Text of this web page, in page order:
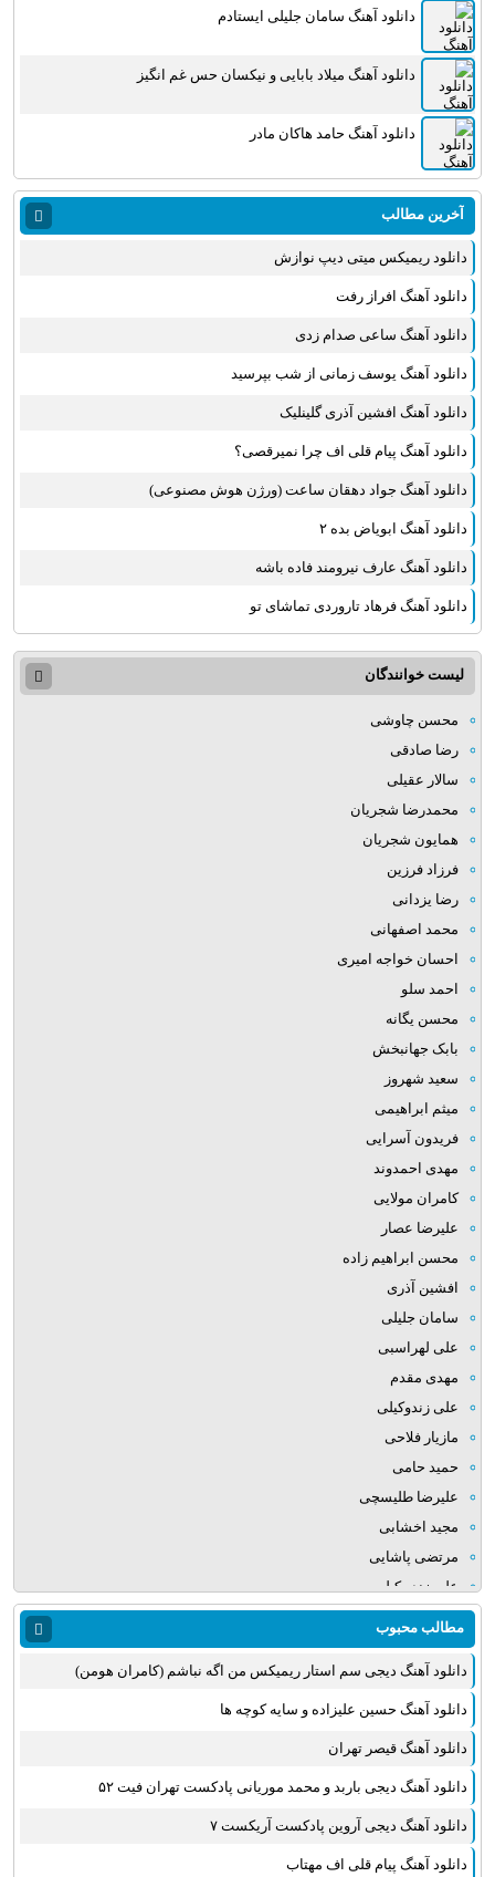
دانلود آهنگ سامان جلیلی ایستادم
دانلود آهنگ میلاد بابایی و نیکسان حس غم انگیز
دانلود آهنگ حامد هاکان مادر
آخرین مطالب
دانلود ریمیکس میتی دیپ نوازش
دانلود آهنگ افراز رفت
دانلود آهنگ ساعی صدام زدی
دانلود آهنگ یوسف زمانی از شب بپرسید
دانلود آهنگ افشین آذری گلینلیک
دانلود آهنگ پیام قلی اف چرا نمیرقصی؟
دانلود آهنگ جواد دهقان ساعت (ورژن هوش مصنوعی)
دانلود آهنگ ابویاض بده ۲
دانلود آهنگ عارف نیرومند فاده باشه
دانلود آهنگ فرهاد تاروردی تماشای تو
لیست خوانندگان
محسن چاوشی
رضا صادقی
سالار عقیلی
محمدرضا شجریان
همایون شجریان
فرزاد فرزین
رضا یزدانی
محمد اصفهانی
احسان خواجه امیری
احمد سلو
محسن یگانه
بابک جهانبخش
سعید شهروز
میثم ابراهیمی
فریدون آسرایی
مهدی احمدوند
کامران مولایی
علیرضا عصار
محسن ابراهیم زاده
افشین آذری
سامان جلیلی
علی لهراسبی
مهدی مقدم
علی زندوکیلی
مازیار فلاحی
حمید حامی
علیرضا طلیسچی
مجید اخشابی
مرتضی پاشایی
علی زند وکیلی
میلاد بابایی
مهدی یراحی
روزبه نعمت الهی
عماد طالب زاده
علی عبدالمالکی
مجید خراطها
زانیار خسروی
امیر عظیمی
مطالب محبوب
دانلود آهنگ دیجی سم استار ریمیکس من اگه نباشم (کامران هومن)
دانلود آهنگ حسین علیزاده و سایه کوچه ها
دانلود آهنگ قیصر تهران
دانلود آهنگ دیجی باربد و محمد موریانی پادکست تهران فیت ۵۲
دانلود آهنگ دیجی آروین پادکست آریکست ۷
دانلود آهنگ پیام قلی اف مهتاب